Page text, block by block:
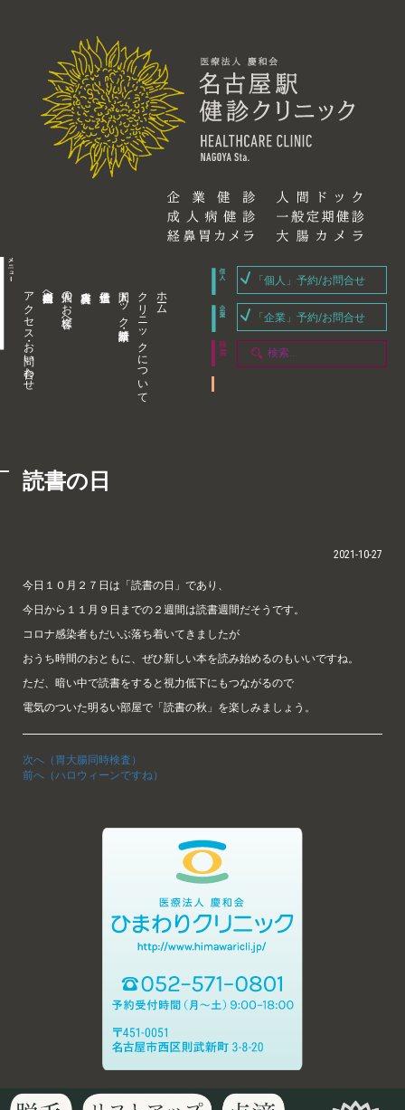
アクセス・お問い合わせ 企業内担当者様へ 個人のお客様へ 人間ドック・健康診断 クリニックについて ホーム
「個人」予約/お問合せ
「企業」予約/お問合せ
読書の日
2021-10-27
今日１０月２７日は「読書の日」であり、
今日から１１月９日までの２週間は読書週間だそうです。
コロナ感染者もだいぶ落ち着いてきましたが
おうち時間のおともに、ぜひ新しい本を読み始めるのもいいですね。
ただ、暗い中で読書をすると視力低下にもつながるので
電気のついた明るい部屋で「読書の秋」を楽しみましょう。
次へ（胃大腸同時検査）
前へ（ハロウィーンですね）